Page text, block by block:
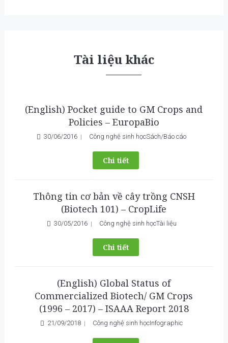
Tài liệu khác
(English) Pocket guide to GM Crops and
Policies – EuropaBio
30/06/2016 Công nghệ sinh họcSách/Báo cáo
Chi tiết
Thông tin cơ bản về cây trồng CNSH
(Biotech 101) – CropLife
30/05/2016 Công nghệ sinh họcTài liệu
Chi tiết
(English) Global Status of
Commercialized Biotech/ GM Crops
(1996 – 2017) – ISAAA Report 2018
21/09/2018 Công nghệ sinh họcInfographic